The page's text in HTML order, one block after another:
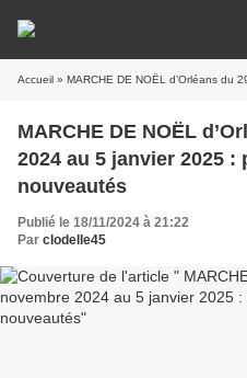
Accueil » MARCHE DE NOËL d’Orléans du 29 novembre
MARCHE DE NOËL d’Orléans du
2024 au 5 janvier 2025
nouveautés
Publié le 18/11/2024 à 21:22
Par clodelle45